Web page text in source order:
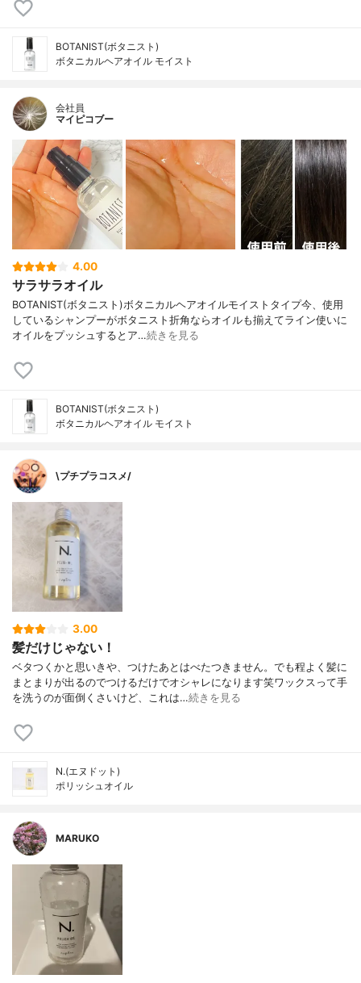
BOTANIST(ボタニスト)
ボタニカルヘアオイル モイスト
会社員
マイピコブー
4.00
サラサラオイル
BOTANIST(ボタニスト)ボタニカルヘアオイルモイストタイプ今、使用
しているシャンプーがボタニスト折角ならオイルも揃えてライン使いに
オイルをプッシュするとア…続きを見る
BOTANIST(ボタニスト)
ボタニカルヘアオイル モイスト
\プチプラコスメ/
3.00
髪だけじゃない！
ベタつくかと思いきや、つけたあとはべたつきません。でも程よく髪に
まとまりが出るのでつけるだけでオシャレになります笑ワックスって手
を洗うのが面倒くさいけど、これは…続きを見る
N.(エヌドット)
ポリッシュオイル
MARUKO